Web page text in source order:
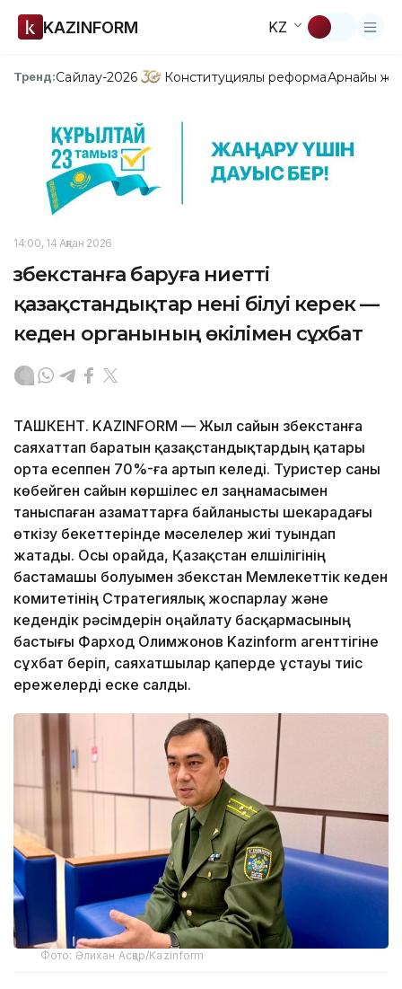
KAZINFORM KZ
Тренд:Сайлау-2026 Конституциялық реформаАрнайы
14:00, 14 Ақпан 2026
Өзбекстанға баруға ниетті
қазақстандықтар нені білуі керек —
кеден органының өкілімен сұхбат
ТАШКЕНТ. KAZINFORM — Жыл сайын Өзбекстанға
саяхаттап баратын қазақстандықтардың қатары
орта есеппен 70%-ға артып келеді. Туристер саны
көбейген сайын көршілес ел заңнамасымен
таныспаған азаматтарға байланысты шекарадағы
өткізу бекеттерінде мәселелер жиі туындап
жатады. Осы орайда, Қазақстан елшілігінің
бастамашы болуымен Өзбекстан Мемлекеттік кеден
комитетінің Стратегиялық жоспарлау және
кедендік рәсімдерін оңайлату басқармасының
бастығы Фарход Олимжонов Kazinform агенттігіне
сұхбат беріп, саяхатшылар қаперде ұстауы тиіс
ережелерді еске салды.
Фото: Әлихан Асқар/Kazinform